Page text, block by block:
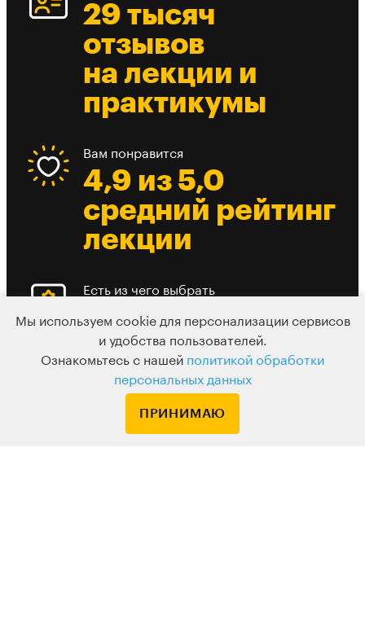
29 тысяч
отзывов
на лекции и
практикумы
Вам понравится
4,9 из 5,0
средний рейтинг
лекции
Есть из чего выбрать
До 10 разных
вебинаров в
день
Мы используем cookie для персонализации сервисов
и удобства пользователей.
Ознакомьтесь с нашей политикой обработки
персональных данных
ПРИНИМАЮ